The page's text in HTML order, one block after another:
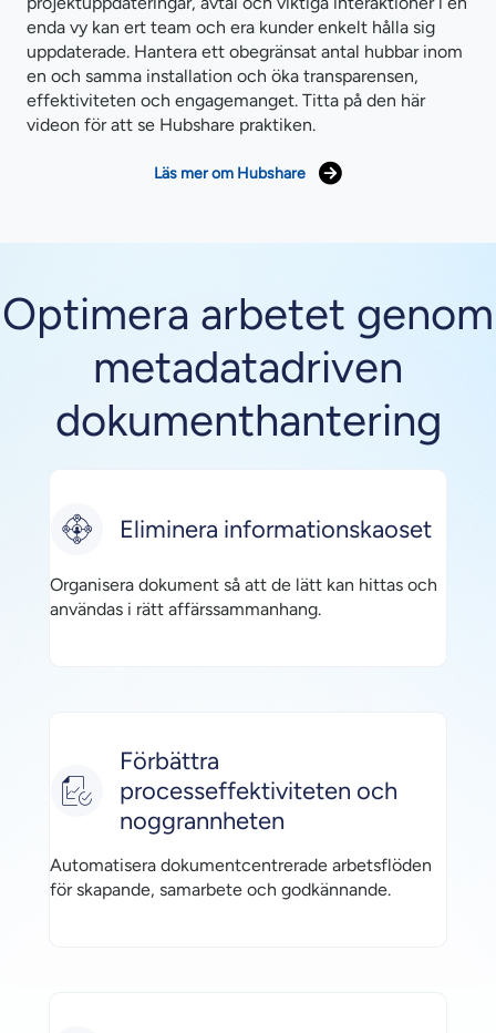
enda vy kan ert team och era kunder enkelt hålla sig
uppdaterade. Hantera ett obegränsat antal hubbar inom
en och samma installation och öka transparensen,
effektiviteten och engagemanget. Titta på den här
videon för att se Hubshare praktiken.
Läs mer om Hubshare
Optimera arbetet genom
metadatadriven
dokumenthantering
Eliminera informationskaoset
Organisera dokument så att de lätt kan hittas och
användas i rätt affärssammanhang.
Förbättra
processeffektiviteten och
noggrannheten
Automatisera dokumentcentrerade arbetsflöden
för skapande, samarbete och godkännande.